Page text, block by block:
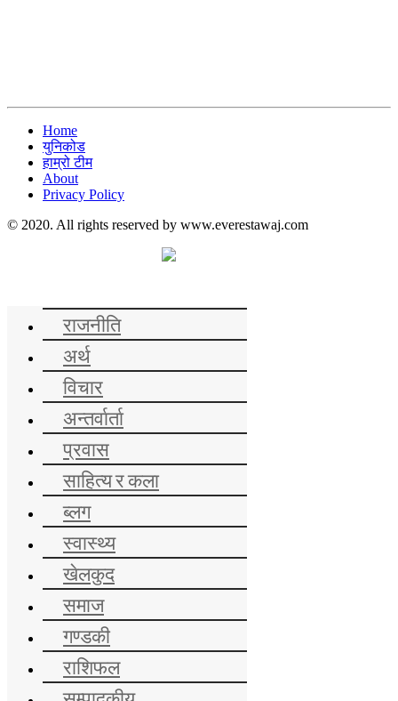
Home
युनिकोड
हाम्रो टीम
About
Privacy Policy
© 2020. All rights reserved by www.everestawaj.com
राजनीति
अर्थ
विचार
अन्तर्वार्ता
प्रवास
साहित्य र कला
ब्लग
स्वास्थ्य
खेलकुद
समाज
गण्डकी
राशिफल